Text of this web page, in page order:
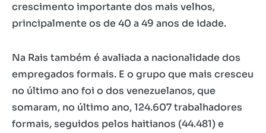
crescimento importante dos mais velhos,
principalmente os de 40 a 49 anos de idade.
Na Rais também é avaliada a nacionalidade dos
empregados formais. E o grupo que mais cresceu
no último ano foi o dos venezuelanos, que
somaram, no último ano, 124.607 trabalhadores
formais, seguidos pelos haitianos (44.481) e